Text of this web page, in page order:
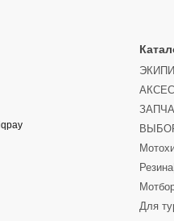
Для